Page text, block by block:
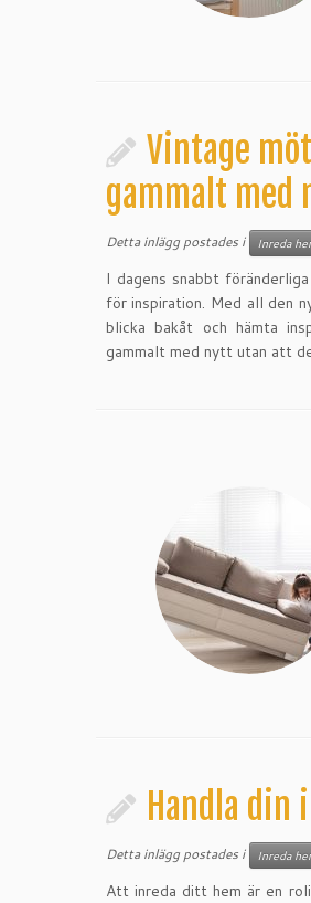
Vintage
gammalt med
Detta inlägg postades i Inreda
I dagens snabbt
för inspiration. Med all den
blicka bakåt och hämta
gammalt med nytt utan att
Handla
Detta inlägg postades i Inreda
Att inreda ditt hem är en